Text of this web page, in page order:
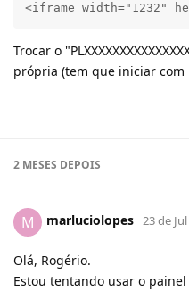
<iframe width="1232"
Trocar o
própria (tem que iniciar com
2 MESES DEPOIS
M marluciolopes 23 de
Olá, Rogério.
Estou tentando usar o